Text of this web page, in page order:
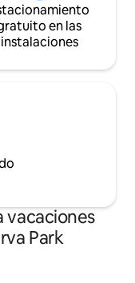
en las
instalaciones
vacaciones
Park